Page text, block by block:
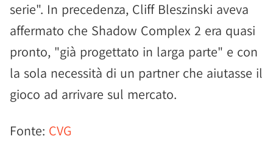
serie". In precedenza, Cliff Bleszinski aveva
affermato che Shadow Complex 2 era quasi
pronto, "già progettato in larga parte" e con
la sola necessità di un partner che aiutasse il
gioco ad arrivare sul mercato.
Fonte: CVG